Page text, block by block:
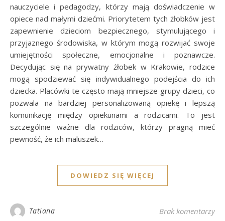
nauczyciele i pedagodzy, którzy mają doświadczenie w
opiece nad małymi dziećmi. Priorytetem tych żłobków jest
zapewnienie dzieciom bezpiecznego, stymulującego i
przyjaznego środowiska, w którym mogą rozwijać swoje
umiejętności społeczne, emocjonalne i poznawcze.
Decydując się na prywatny żłobek w Krakowie, rodzice
mogą spodziewać się indywidualnego podejścia do ich
dziecka. Placówki te często mają mniejsze grupy dzieci, co
pozwala na bardziej personalizowaną opiekę i lepszą
komunikację między opiekunami a rodzicami. To jest
szczególnie ważne dla rodziców, którzy pragną mieć
pewność, że ich maluszek…
DOWIEDZ SIĘ WIĘCEJ
Tatiana Brak komentarzy